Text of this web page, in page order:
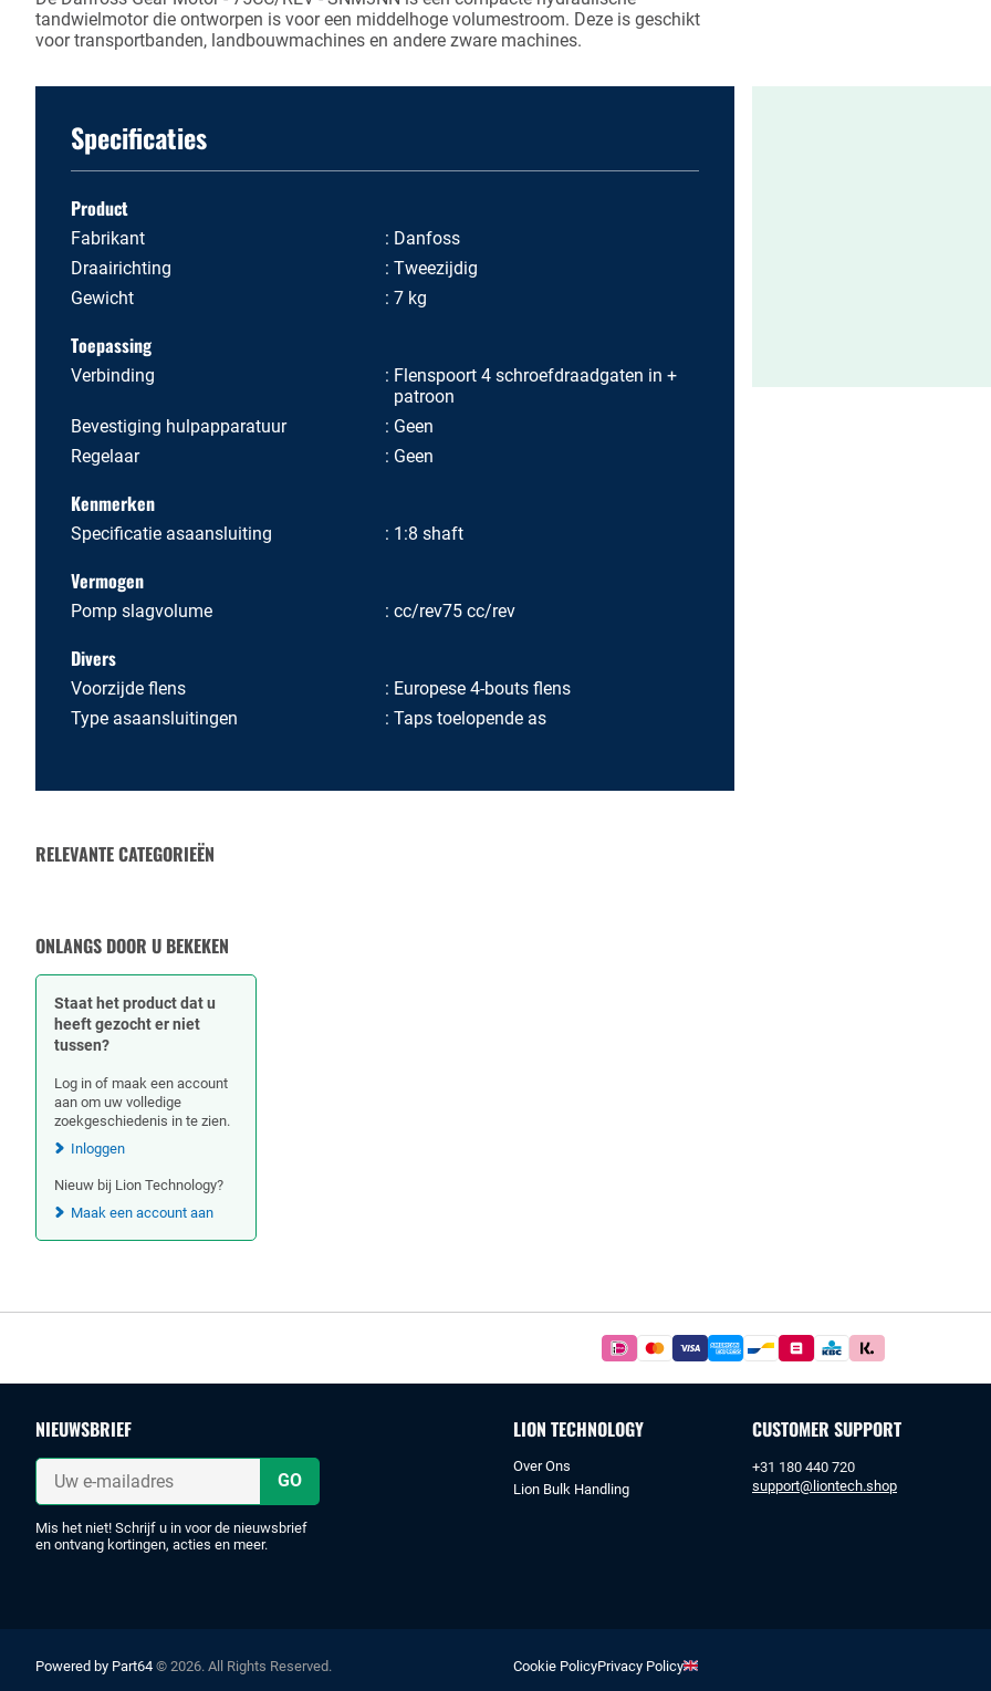
tandwielmotor die ontworpen is voor een middelhoge volumestroom. Deze is geschikt
voor transportbanden, landbouwmachines en andere zware machines.
Specificaties
Product
Fabrikant
Danfoss
Draairichting
Tweezijdig
Gewicht
7 kg
Toepassing
Verbinding
Flenspoort 4 schroefdraadgaten in +
patroon
Bevestiging hulpapparatuur
Geen
Regelaar
Geen
Kenmerken
Specificatie asaansluiting 1:8 shaft
Vermogen
Pomp slagvolume cc/rev75 cc/rev
Divers
Voorzijde flens
Europese 4-bouts flens
Type asaansluitingen
Taps toelopende as
RELEVANTE CATEGORIEËN
& SLANGKOPPELINGEN
ONLANGS DOOR U BEKEKEN
Staat het product dat u
heeft gezocht er niet
tussen?
Log in of maak een account
aan om uw volledige
zoekgeschiedenis in te zien.
Inloggen
Nieuw bij Lion Technology?
Maak een account aan
Betaal
veilig
met
iDeal
of
NIEUWSBRIEF
Uw
mailadres
Mis het niet! Schrijf u in voor de nieuwsbrief
en ontvang kortingen, acties en meer.
LION TECHNOLOGY
Over Ons
Lion Bulk Handling
CUSTOMER SUPPORT
+31 180 440 720
support@liontech.shop
Powered by Part64 © 2026. All Rights Reserved. Cookie PolicyPrivacy Policy